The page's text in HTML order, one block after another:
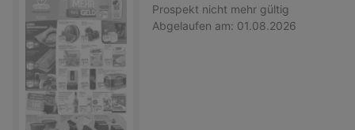
Prospekt nicht mehr gültig
Abgelaufen am: 01.08.2026